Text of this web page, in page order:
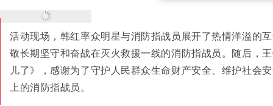
活动现场，韩红率众明星与消防指战员展开了热情洋溢的
敬长期坚守和奋战在灭火救援一线的消防指战员。 随后，
儿了》，感谢为了守护人民群众生命财产安全、维护社会
上的消防指战员。